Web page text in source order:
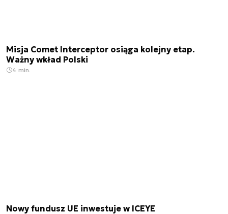
Misja Comet Interceptor osiąga kolejny etap.
Ważny wkład Polski
4 min.
Nowy fundusz UE inwestuje w ICEYE